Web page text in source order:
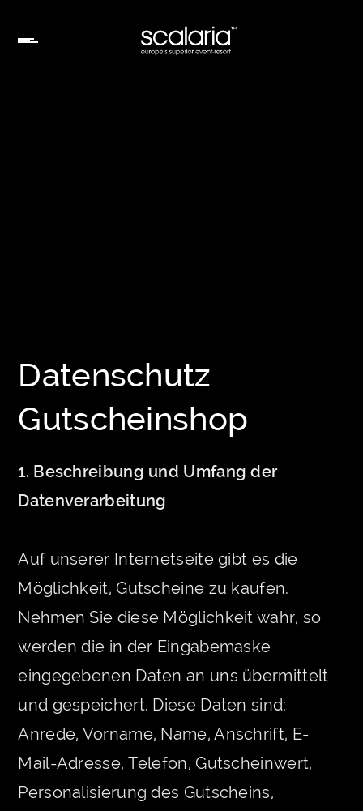
Datenschutz
Gutscheinshop
1. Beschreibung und Umfang der
Datenverarbeitung
Auf unserer Internetseite gibt es die
Möglichkeit, Gutscheine zu kaufen.
Nehmen Sie diese Möglichkeit wahr, so
werden die in der Eingabemaske
eingegebenen Daten an uns übermittelt
und gespeichert. Diese Daten sind:
Anrede, Vorname, Name, Anschrift, E-
Mail-Adresse, Telefon, Gutscheinwert,
Personalisierung des Gutscheins,